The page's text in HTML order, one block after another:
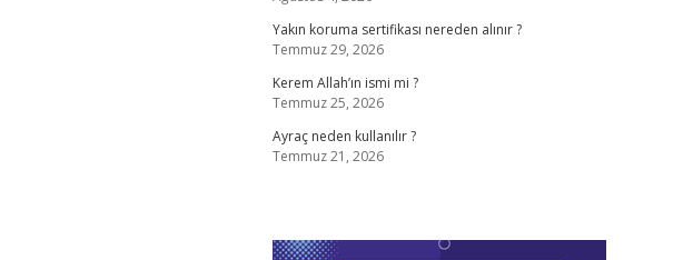
Yakın koruma sertifikası nereden alınır ?
Temmuz 29, 2026
Kerem Allah’ın ismi mi ?
Temmuz 25, 2026
Ayraç neden kullanılır ?
Temmuz 21, 2026